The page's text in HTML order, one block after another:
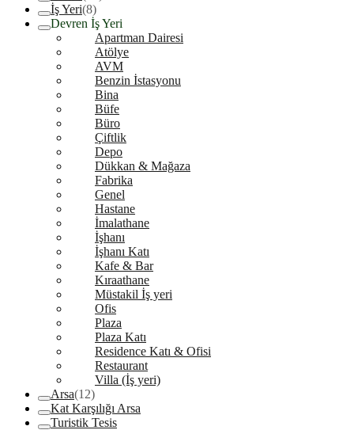
İş Yeri(8)
Devren İş Yeri
Apartman Dairesi
Atölye
AVM
Benzin İstasyonu
Bina
Büfe
Büro
Çiftlik
Depo
Dükkan & Mağaza
Fabrika
Genel
Hastane
İmalathane
İşhanı
İşhanı Katı
Kafe & Bar
Kıraathane
Müstakil İş yeri
Ofis
Plaza
Plaza Katı
Residence Katı & Ofisi
Restaurant
Villa (İş yeri)
Arsa(12)
Kat Karşılığı Arsa
Turistik Tesis